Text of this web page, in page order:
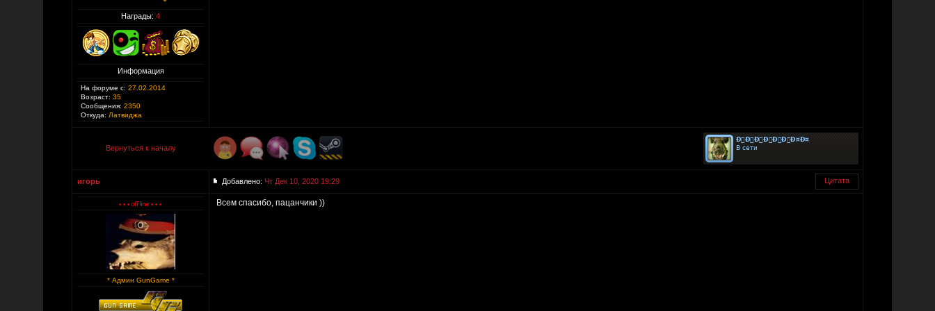
Награды: 4
Информация
На форуме с: 27.02.2014
Возраст: 35
Сообщения: 2350
Откуда: Латвиджа
Вернуться к началу
игорь Добавлено: Чт Дек 10, 2020 19:29 Цитата
* Админ GunGame *
Всем спасибо, пацанчики ))